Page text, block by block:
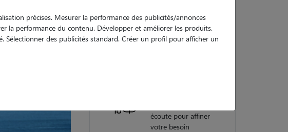
garanties
écoute pour affiner
votre besoin
précises. Mesurer la performance des publicités/annonces
la performance du contenu. Développer et améliorer les produits.
des publicités standard. Créer un profil pour afficher un